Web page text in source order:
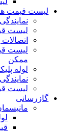
لیست قیمت
لیست
اتصالات
ممکن
لوله
لیست
گازرسانی